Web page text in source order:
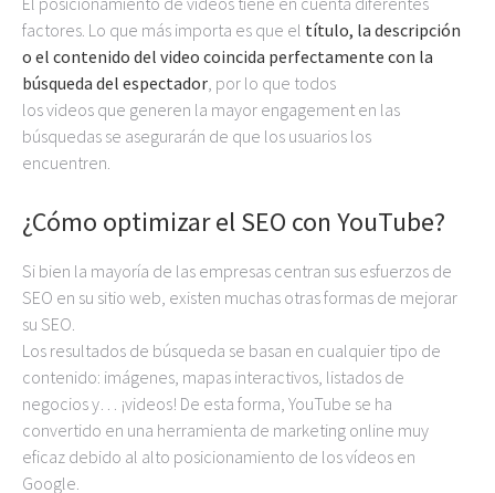
factores. Lo que más importa es que el título, la descripción
o el contenido del video coincida perfectamente con la
búsqueda del espectador, por lo que todos
los videos que generen la mayor engagement en las
búsquedas se asegurarán de que los usuarios los
encuentren.
¿Cómo optimizar el SEO con YouTube?
Si bien la mayoría de las empresas centran sus esfuerzos de
SEO en su sitio web, existen muchas otras formas de mejorar
su SEO.
Los resultados de búsqueda se basan en cualquier tipo de
contenido: imágenes, mapas interactivos, listados de
negocios y… ¡videos! De esta forma, YouTube se ha
convertido en una herramienta de marketing online muy
eficaz debido al alto posicionamiento de los vídeos en
Google.